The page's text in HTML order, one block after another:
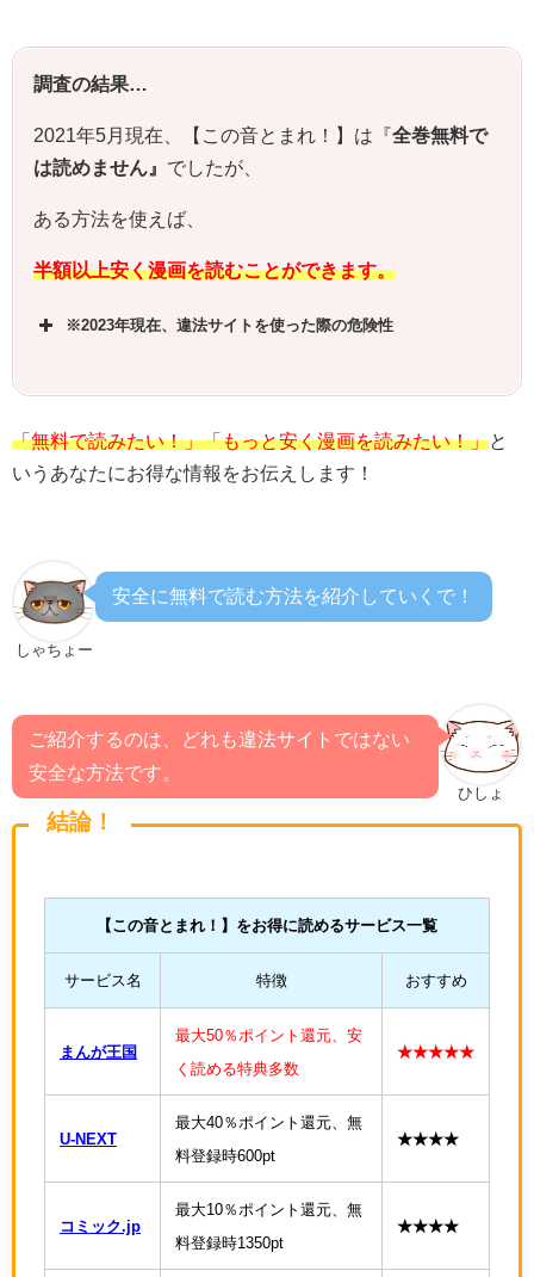
調査の結果…
2021年5月現在、【 この音とまれ！ 】は『全巻無料で
は読めません』 でしたが、
ある方法を使えば、
半額以上安く漫画を読むことができます。
※2023年現在、違法サイトを使った際の危険性
「無料で読みたい！」「もっと安く漫画を読みたい！」と
いうあなたにお得な情報をお伝えします！
しゃちょー
安全に無料で読む方法を紹介していくで！
ひしょ
ご紹介するのは、どれも違法サイトではない
安全な方法です。
結論！
【 この音とまれ！ 】をお得に読めるサービス一覧
サービス名 特徴 おすすめ
まんが王国
最大50％ポイント還元、安
く読める特典多数
★★★★★
U-NEXT
最大40％ポイント還元、無
料登録時600pt
★★★★
コミック.jp
最大10％ポイント還元、無
料登録時1350pt
★★★★